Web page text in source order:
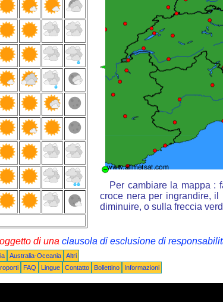
Per cambiare la mappa :
croce nera per ingrandire,
diminuire, o sulla freccia
di una clausola di esclusione di
Australia-Oceania
Altri
FAQ Lingue Contatto Bollettino Informazioni